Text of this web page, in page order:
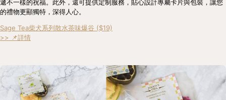
遞不一樣的祝福。此外，還可提供定制服務，貼心設計專屬卡片與包裝，讓您
的禮物更顯獨特，深得人心。
Sage Tea柴犬系列散水茶味爆谷 ($19)
>> 📌詳情